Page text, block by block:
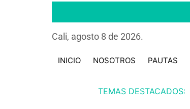
Cali, agosto 8 de 2026.
INICIO NOSOTROS PAUTAS
TEMAS DESTACADOS: